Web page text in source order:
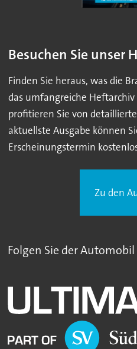
Besuchen Sie unser
Finden Sie heraus, was die
das umfangreiche
profitieren Sie von
aktuellste Ausgabe können
Erscheinungstermin
Zu den
Folgen Sie der